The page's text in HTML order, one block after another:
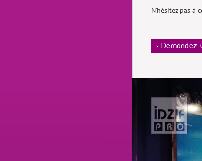
N'hésitez pas à
> Demandez